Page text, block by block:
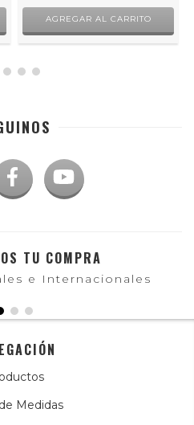
AGREGAR AL CARRITO
TU COMPRA
e Internacionales
Medidas